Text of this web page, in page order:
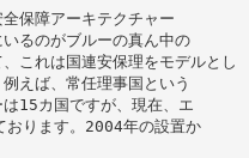
保障アーキテクチャー
るのがブルーの真ん中の
れは国連安保理をモデルとし
えば、常任理事国という
15カ国ですが、現在、エ
おります。2004年の設置か